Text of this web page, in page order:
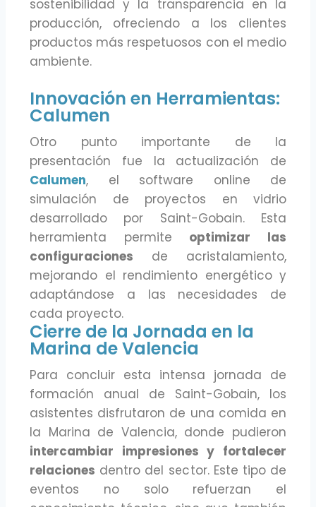
sostenibilidad y la transparencia en la
producción, ofreciendo a los clientes
productos más respetuosos con el medio
ambiente.
Innovación en Herramientas:
Calumen
Otro punto importante de la
presentación fue la actualización de
Calumen, el software online de
simulación de proyectos en vidrio
desarrollado por Saint-Gobain. Esta
herramienta permite optimizar las
configuraciones de acristalamiento,
mejorando el rendimiento energético y
adaptándose a las necesidades de
cada proyecto.
Cierre de la Jornada en la
Marina de Valencia
Para concluir esta intensa jornada de
formación anual de Saint-Gobain, los
asistentes disfrutaron de una comida en
la Marina de Valencia, donde pudieron
intercambiar impresiones y fortalecer
relaciones dentro del sector. Este tipo de
eventos no solo refuerzan el